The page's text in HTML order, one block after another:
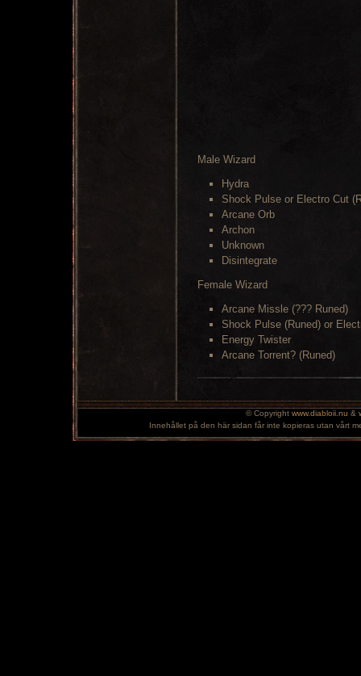
Male Wizard
Hydra
Shock Pulse or Electro Cut
Arcane Orb
Archon
Unknown
Disintegrate
Female Wizard
Arcane Missle (??? Runed)
Shock Pulse (Runed) or
Energy Twister
Arcane Torrent? (Runed)
© Copyright www.diabloii.nu &
Innehållet på den här sidan får inte kopieras utan vårt